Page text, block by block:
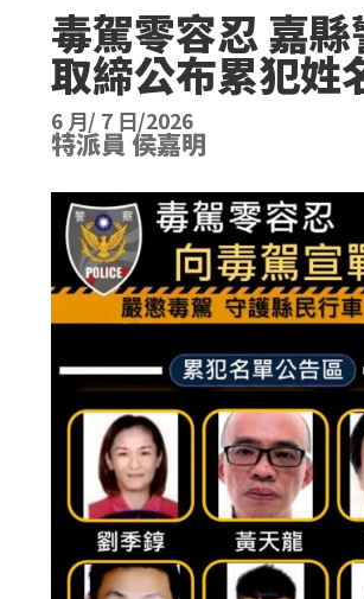
毒駕零容忍 嘉
取締公布累犯姓
6 月/ 7 日/2026
特派員 侯嘉明